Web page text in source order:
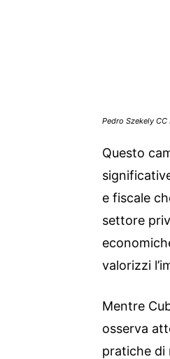
Pedro Szekely CC
Questo
e fiscale
settore
valorizzi
Mentre
osserva
pratiche di